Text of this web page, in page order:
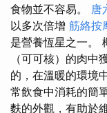
食物並不容易。 唐
以多次倍增 筋絡按
是營養恆星之一。
（可可核）的肉
的，在溫暖的環境
常飲食中消耗的簡
麩的外觀，有助於